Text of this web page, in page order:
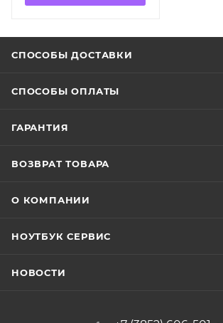
СПОСОБЫ ДОСТАВКИ
СПОСОБЫ ОПЛАТЫ
ГАРАНТИЯ
ВОЗВРАТ ТОВАРА
О КОМПАНИИ
НОУТБУК СЕРВИС
НОВОСТИ